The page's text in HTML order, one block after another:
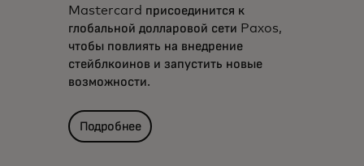
Mastercard присоединится к
глобальной долларовой сети Paxos,
чтобы повлиять на внедрение
стейблкоинов и запустить новые
возможности.
Подробнее